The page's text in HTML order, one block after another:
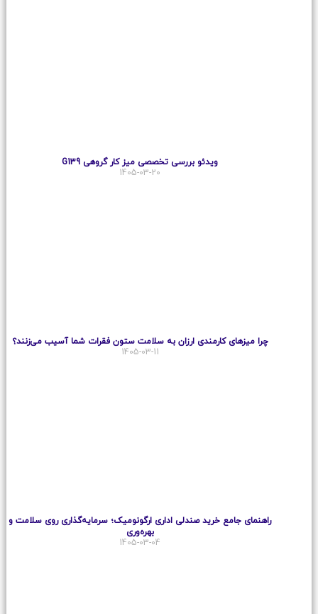
ویدئو بررسی تخصصی میز کار گروهی G139
1405-03-20
چرا میزهای کارمندی ارزان به سلامت ستون فقرات شما آسیب می‌زنند؟
1405-03-11
راهنمای جامع خرید صندلی اداری ارگونومیک؛ سرمایه‌گذاری روی سلامت و
بهره‌وری
1405-03-04